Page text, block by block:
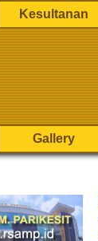
Kesultanan
Gallery